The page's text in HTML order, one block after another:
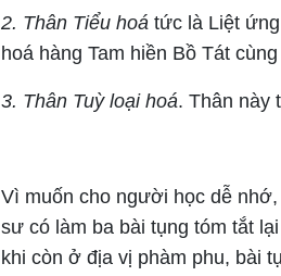
2. Thân Tiểu hoátức là Liệt ứng
hoá hàng Tam hiền Bồ Tát
3. Thân Tuỳ loại hoá. Thân này
Vì muốn cho người học dễ
sư có làm ba bài tụng tóm tắt
khi còn ở địa vị phàm phu, bài